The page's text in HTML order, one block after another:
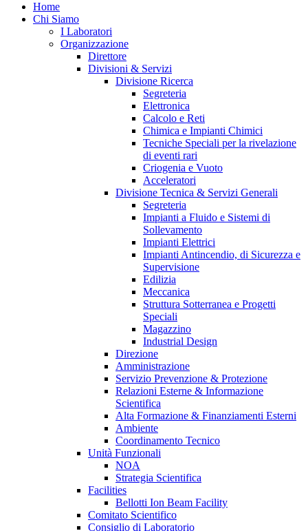
Home
Chi Siamo
I Laboratori
Organizzazione
Direttore
Divisioni & Servizi
Divisione Ricerca
Segreteria
Elettronica
Calcolo e Reti
Chimica e Impianti Chimici
Tecniche Speciali per la rivelazione
di eventi rari
Criogenia e Vuoto
Acceleratori
Divisione Tecnica & Servizi Generali
Segreteria
Impianti a Fluido e Sistemi di
Sollevamento
Impianti Elettrici
Impianti Antincendio, di Sicurezza e
Supervisione
Edilizia
Meccanica
Struttura Sotterranea e Progetti
Speciali
Magazzino
Industrial Design
Direzione
Amministrazione
Servizio Prevenzione & Protezione
Relazioni Esterne & Informazione
Scientifica
Alta Formazione & Finanziamenti Esterni
Ambiente
Coordinamento Tecnico
Unità Funzionali
NOA
Strategia Scientifica
Facilities
Bellotti Ion Beam Facility
Comitato Scientifico
Consiglio di Laboratorio